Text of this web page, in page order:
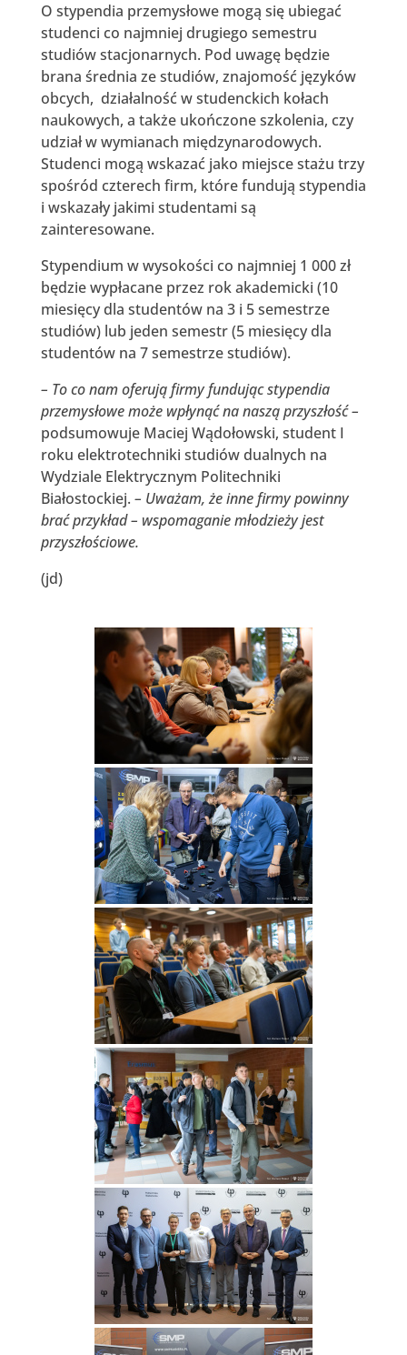
O stypendia przemysłowe mogą się ubiegać
studenci co najmniej drugiego semestru
studiów stacjonarnych. Pod uwagę będzie
brana średnia ze studiów, znajomość języków
obcych, działalność w studenckich kołach
naukowych, a także ukończone szkolenia, czy
udział w wymianach międzynarodowych.
Studenci mogą wskazać jako miejsce stażu trzy
spośród czterech firm, które fundują stypendia
i wskazały jakimi studentami są
zainteresowane.
Stypendium w wysokości co najmniej 1 000 zł
będzie wypłacane przez rok akademicki (10
miesięcy dla studentów na 3 i 5 semestrze
studiów) lub jeden semestr (5 miesięcy dla
studentów na 7 semestrze studiów).
– To co nam oferują firmy fundując stypendia
przemysłowe może wpłynąć na naszą przyszłość –
podsumowuje Maciej Wądołowski, student I
roku elektrotechniki studiów dualnych na
Wydziale Elektrycznym Politechniki
Białostockiej. – Uważam, że inne firmy powinny
brać przykład – wspomaganie młodzieży jest
przyszłościowe.
(jd)